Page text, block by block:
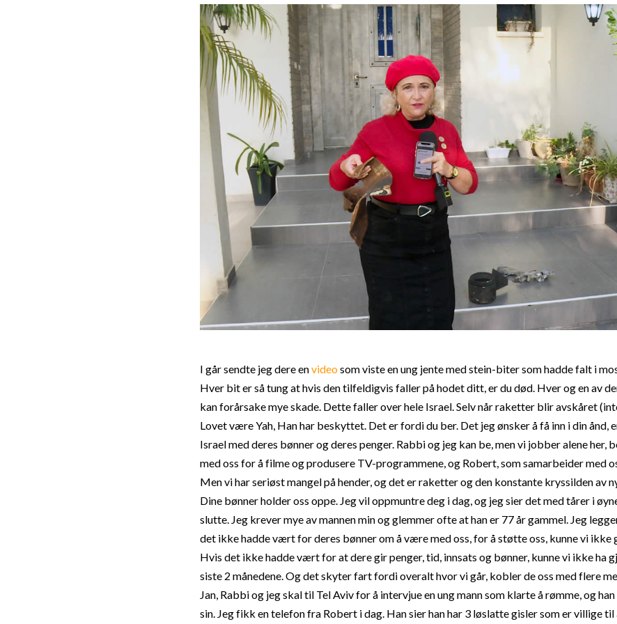
I går sendte jeg dere envideosom viste en ung jente med stein-biter som hadde falt i
Hver bit er så tung at hvis den tilfeldigvis faller på hodet ditt, er du død. Hver og en av
kan forårsake mye skade. Dette faller over hele Israel. Selv når raketter blir avskåret
Lovet være Yah, Han har beskyttet. Det er fordi du ber. Det jeg ønsker å få inn i din ånd,
Israel med deres bønner og deres penger. Rabbi og jeg kan be, men vi jobber alene her,
med oss for å filme og produsere TV-programmene, og Robert, som samarbeider med
Men vi har seriøst mangel på hender, og det er raketter og den konstante kryssilden av
Dine bønner holder oss oppe. Jeg vil oppmuntre deg i dag, og jeg sier det med tårer i
slutte. Jeg krever mye av mannen min og glemmer ofte at han er 77 år gammel. Jeg
det ikke hadde vært for deres bønner om å være med oss, for å støtte oss, kunne vi
Hvis det ikke hadde vært for at dere gir penger, tid, innsats og bønner, kunne vi ikke ha
siste 2 månedene. Og det skyter fart fordi overalt hvor vi går, kobler de oss med flere
Jan, Rabbi og jeg skal til Tel Aviv for å intervjue en ung mann som klarte å rømme, og
sin. Jeg fikk en telefon fra Robert i dag. Han sier han har 3 løslatte gisler som er villige